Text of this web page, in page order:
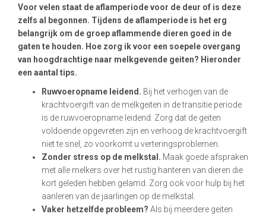
Voor velen staat de aflamperiode voor de deur of is deze
zelfs al begonnen. Tijdens de aflamperiode is het erg
belangrijk om de groep aflammende dieren goed in de
gaten te houden. Hoe zorg ik voor een soepele overgang
van hoogdrachtige naar melkgevende geiten? Hieronder
een aantal tips.
Ruwvoeropname leidend. Bij het verhogen van de
krachtvoergift van de melkgeiten in de transitie periode
is de ruwvoeropname leidend. Zorg dat de geiten
voldoende opgevreten zijn en verhoog de krachtvoergift
niet te snel, zo voorkomt u verteringsproblemen.
Zonder stress op de melkstal. Maak goede afspraken
met alle melkers over het rustig hanteren van dieren die
kort geleden hebben gelamd. Zorg ook voor hulp bij het
aanleren van de jaarlingen op de melkstal.
Vaker hetzelfde probleem? Als bij meerdere geiten